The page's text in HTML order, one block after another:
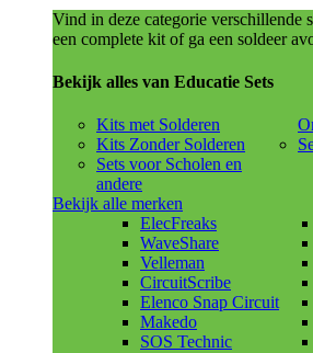
Vind in deze categorie verschillende
een complete kit of ga een soldeer
Bekijk alles van Educatie Sets
Kits met Solderen
Kits Zonder Solderen
Sets voor Scholen en
andere
Bekijk alle merken
ElecFreaks
WaveShare
Velleman
CircuitScribe
Elenco Snap Circuit
Makedo
SOS Technic